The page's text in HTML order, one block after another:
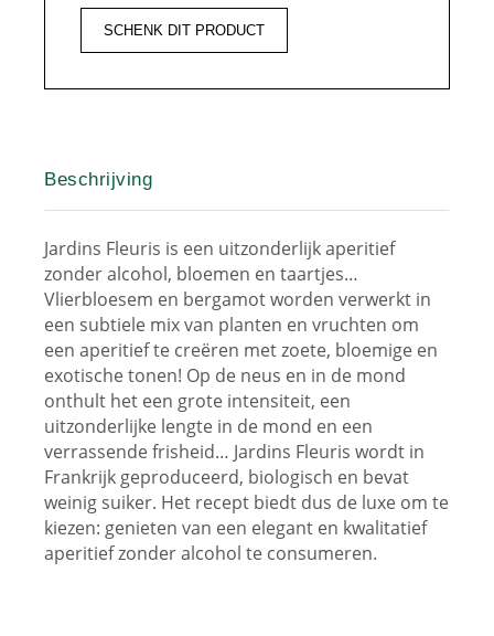
SCHENK DIT PRODUCT
Beschrijving
Jardins Fleuris is een uitzonderlijk aperitief
zonder alcohol, bloemen en taartjes…
Vlierbloesem en bergamot worden verwerkt in
een subtiele mix van planten en vruchten om
een aperitief te creëren met zoete, bloemige en
exotische tonen! Op de neus en in de mond
onthult het een grote intensiteit, een
uitzonderlijke lengte in de mond en een
verrassende frisheid… Jardins Fleuris wordt in
Frankrijk geproduceerd, biologisch en bevat
weinig suiker. Het recept biedt dus de luxe om te
kiezen: genieten van een elegant en kwalitatief
aperitief zonder alcohol te consumeren.